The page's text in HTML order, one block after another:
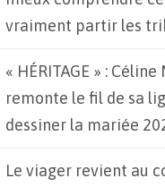
vraiment partir les
« HÉRITAGE » : Céline
remonte le fil de sa
dessiner la mariée
Le viager revient au